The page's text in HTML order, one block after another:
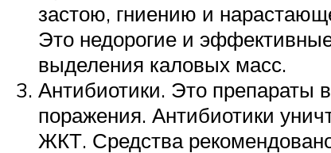
застою, гниению и
Это недорогие и
выделения каловых масс.
Антибиотики. Это препараты
поражения. Антибиотики
ЖКТ. Средства